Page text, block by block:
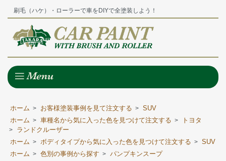
刷毛（ハケ）・ローラーで車をDIYで全塗装しよう！
ホーム > お客様塗装事例を見て注文する > SUV
ホーム > 車種名から気に入った色を見つけて注文する > トヨタ
>
ランドクルーザー
ホーム > ボディタイプから気に入った色を見つけて注文する > SUV
ホーム > 色別の事例から探す > パンプキンスープ